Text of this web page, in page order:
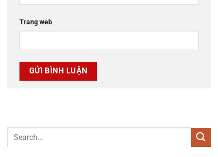
Trang web